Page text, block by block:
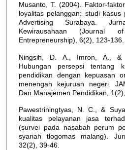
Musanto, T. (2004). Faktor-
loyalitas pelanggan: studi kasus
Advertising Surabaya.
Kewirausahaan (Journal
Entrepreneurship), 6(2), 123-136.
Ningsih, D. A., Imron, A., &
Hubungan persepsi tentang
pendidikan dengan kepuasan
menengah kejuruan negeri.
Dan Manajemen Pendidikan,
Pawestriningtyas, N. C., &
kualitas pelayanan jasa
(survei pada nasabah perum
syariah tlogomas malang).
32(2), 39-46.